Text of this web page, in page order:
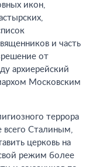
икон,
и часть
от
архиерейский
Московским
террора
всего Сталиным,
церковь на
режим более